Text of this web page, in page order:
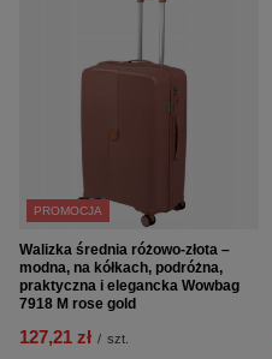
PROMOCJA
Walizka średnia różowo-złota –
modna, na kółkach, podróżna,
praktyczna i elegancka Wowbag
7918 M rose gold
127,21 zł / szt.